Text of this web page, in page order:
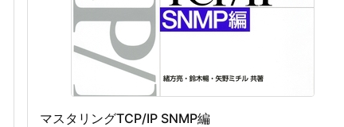
マスタリングTCP/IP SNMP編